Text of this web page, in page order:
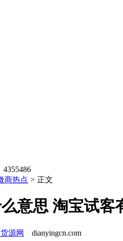
商热点 > 正文
意思 淘宝试客
源网 dianyingcn.com